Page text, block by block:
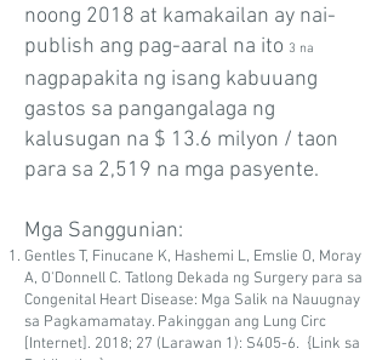
noong 2018 at kamakailan ay nai-
publish ang pag-aaral na ito 3 na
nagpapakita ng isang kabuuang
gastos sa pangangalaga ng
kalusugan na $ 13.6 milyon / taon
para sa 2,519 na mga pasyente.
Mga Sanggunian: ​
Gentles T, Finucane K, Hashemi L, Emslie O, Moray
A, O'Donnell C. Tatlong Dekada ng Surgery para sa
Congenital Heart Disease: Mga Salik na Nauugnay
sa Pagkamamatay. Pakinggan ang Lung Circ
[Internet]. 2018; 27 (Larawan 1): S405-6. {Link sa